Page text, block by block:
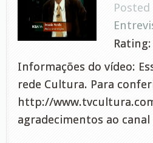
Informações do vídeo:
rede Cultura. Para
http://
agradecimentos ao